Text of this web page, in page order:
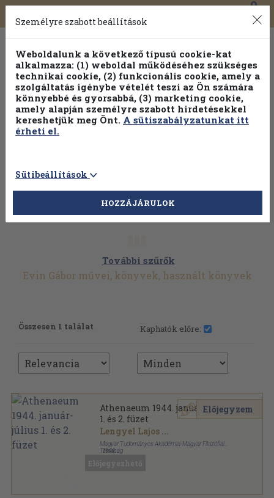
Toggle
navigation
0
További szűrők
Evin Gábor művei, könyvek, használt könyvek
Összesen 1 találat Kaphatók előre:
Athenaeum 1944. január-július
1. és 2. füzet
Lengyel Lajos ...
Magyar Tudományos Akadémia-Magyar Filozófiai
Társaság
,1944
Előjegyzem
Személyre szabott beállítások
Weboldalunk a következő típusú cookie-kat
alkalmazza: (1) weboldal működéséhez szükséges
technikai cookie, (2) funkcionális cookie, amely a
szolgáltatás igénybe vételét teszi az Ön számára
könnyebbé és gyorsabbá, (3) marketing cookie,
amely alapján személyre szabott hirdetésekkel
kereshetjük meg Önt. A sütiszabályzatunkat itt
érheti el.
Sütibeállítások
HOZZÁJÁRULOK